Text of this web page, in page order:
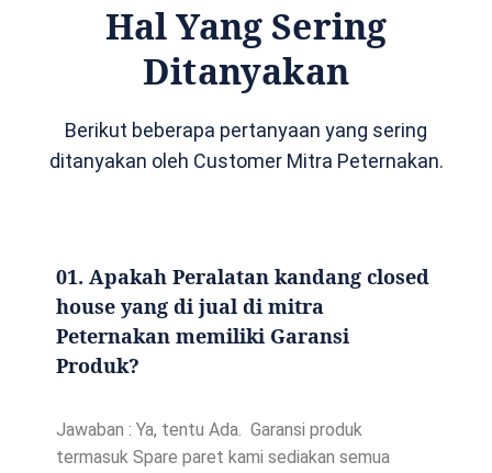
Hal Yang Sering
Ditanyakan
Berikut beberapa pertanyaan yang sering
ditanyakan oleh Customer Mitra Peternakan.
01. Apakah Peralatan kandang closed
house yang di jual di mitra
Peternakan memiliki Garansi
Produk?
Jawaban : Ya, tentu Ada. Garansi produk
termasuk Spare paret kami sediakan semua